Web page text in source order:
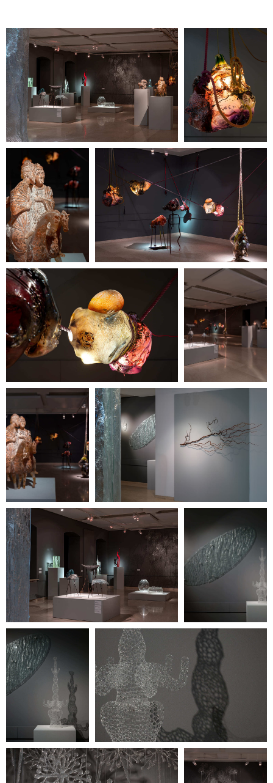
+7 / 495 / 625-02-28
127 051, Россия, Москва,
Петровка, 20/1, подъезд №
2, этаж 4 (вход со стороны
переулка Петровские
Время работы:
12:00 — 20:00
(понедельник —
воскресенье)
Галерея не работает в дни
государственных
праздников.
Стоимость билета — 350
рублей.
Для пенсионеров и лиц с
ограниченными
gallery@heritag
e-gallery.ru
instagram: heritagegallerymoscow
telegram: Heritage Gallery